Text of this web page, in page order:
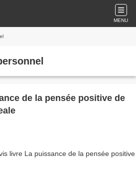
MENU
de la pensée positive de